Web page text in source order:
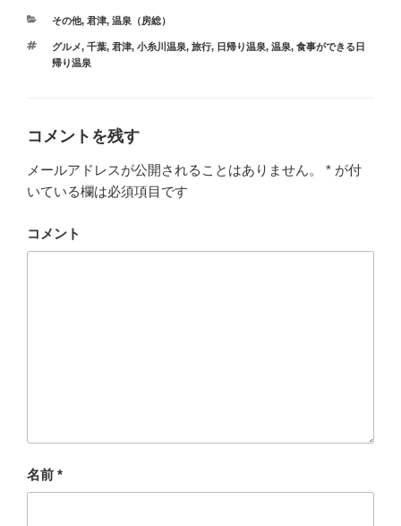
その他, 君津, 温泉（房総）
グルメ, 千葉, 君津, 小糸川温泉, 旅行, 日帰り温泉, 温泉, 食事ができる日
帰り温泉
コメントを残す
メールアドレスが公開されることはありません。 * が付
いている欄は必須項目です
コメント
名前 *